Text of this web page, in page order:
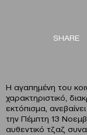
SHARE
Η αγαπημένη του
χαρακτηριστικό,
εκτόπισμα,
την Πέμπτη 13
αυθεντικό τζαζ